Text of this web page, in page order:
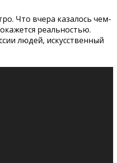
организма, когда
на твой организм
советы, как бороться со